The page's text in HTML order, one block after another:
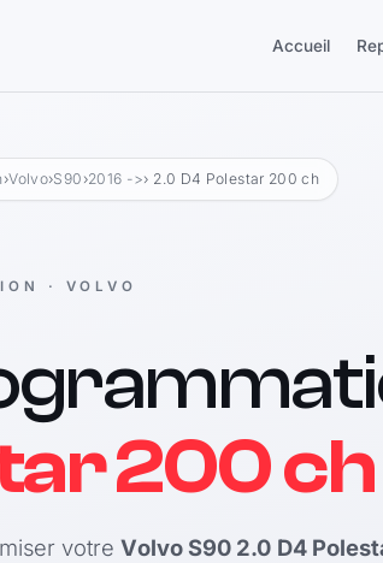
Accueil
›Volvo›S90 ›2016 ->› 2.0 D4 Polestar 200 ch
· VOLVO
200 ch
votreVolvo S90 2.0 D4